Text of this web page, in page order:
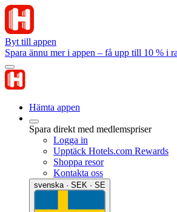
Byt till appen
Spara ännu mer i appen – få upp till 10 % i
Hämta appen
Spara direkt med medlemspriser
Logga in
Upptäck Hotels.com Rewards
Shoppa resor
Kontakta oss
svenska · SEK · SE